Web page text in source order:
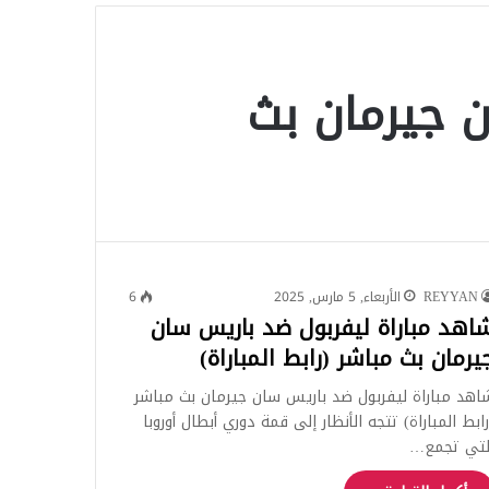
جيرمان بث
REYYAN الأربعاء, 5 مارس, 2025 6
مباراة ليفربول ضد باريس سان
بث مباشر (رابط المباراة)
مباراة ليفربول ضد باريس سان جيرمان بث مباشر
المباراة) تتجه الأنظار إلى قمة دوري أبطال أوروبا
تجمع…